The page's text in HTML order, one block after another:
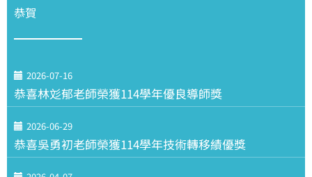
恭賀
2026-07-16
恭喜林彣郁老師榮獲114學年優良導師獎
2026-06-29
恭喜吳勇初老師榮獲114學年技術轉移績優獎